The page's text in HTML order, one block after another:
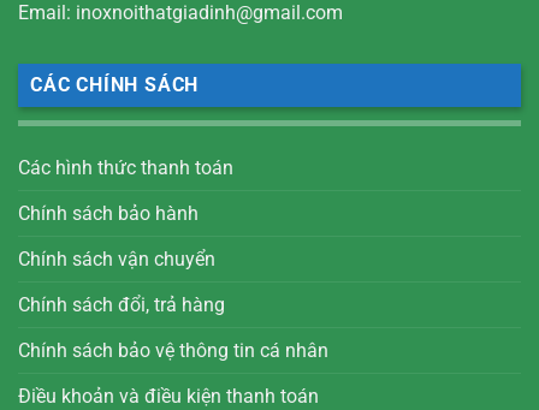
Email: inoxnoithatgiadinh@gmail.com
CÁC CHÍNH SÁCH
Các hình thức thanh toán
Chính sách bảo hành
Chính sách vận chuyển
Chính sách đổi, trả hàng
Chính sách bảo vệ thông tin cá nhân
Điều khoản và điều kiện thanh toán